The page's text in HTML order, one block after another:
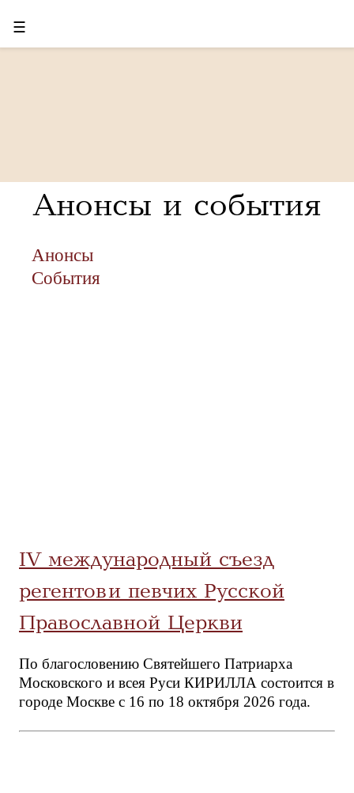
☰
Анонсы и события
Анонсы
События
IV международный съезд
регентов и певчих Русской
Православной Церкви
По благословению Святейшего Патриарха
Московского и всея Руси КИРИЛЛА состоится в
городе Москве с 16 по 18 октября 2026 года.